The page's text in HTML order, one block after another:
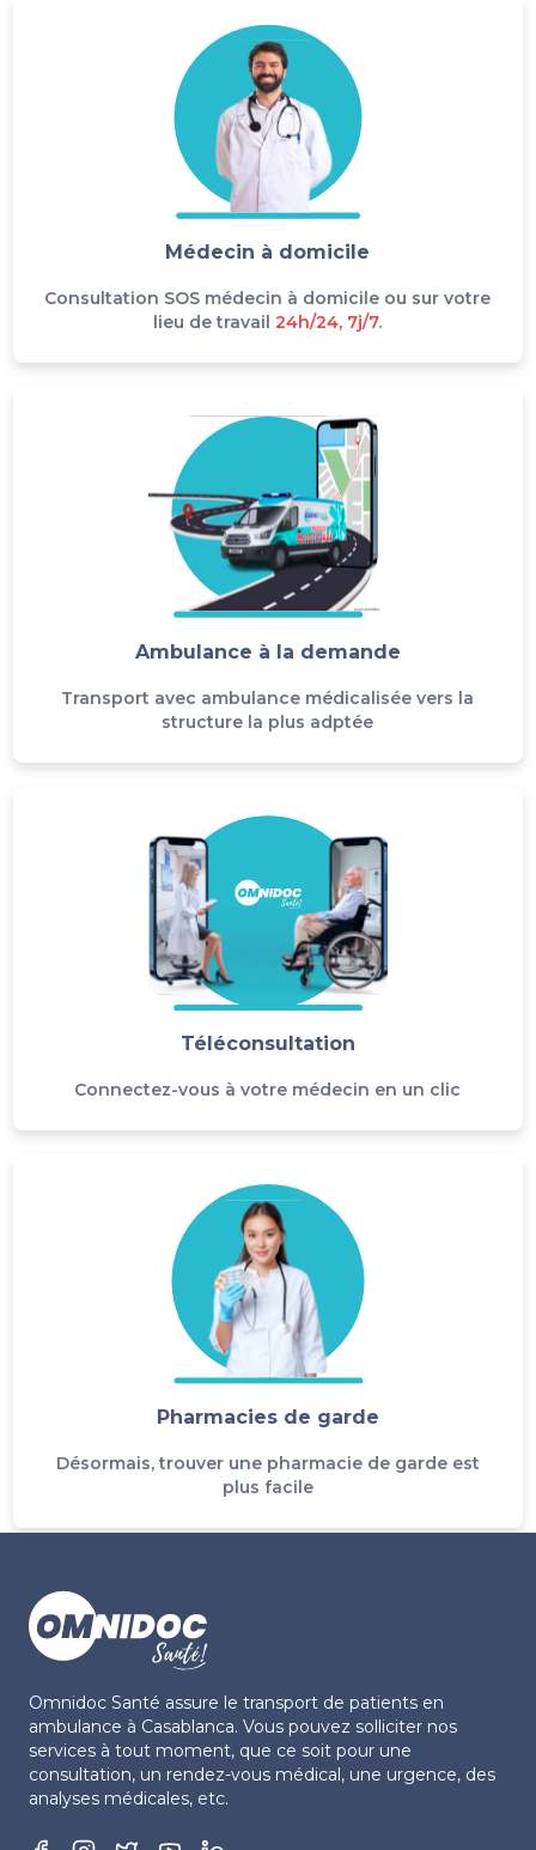
Médecin à domicile
Consultation SOS médecin à domicile ou sur votre
lieu de travail 24h/24, 7j/7.
Ambulance à la demande
Transport avec ambulance médicalisée vers la
structure la plus adptée
Téléconsultation
Connectez-vous à votre médecin en un clic
Pharmacies de garde
Désormais, trouver une pharmacie de garde est
plus facile
Omnidoc Santé assure le transport de patients en
ambulance à Casablanca. Vous pouvez solliciter nos
services à tout moment, que ce soit pour une
consultation, un rendez-vous médical, une urgence, des
analyses médicales, etc.